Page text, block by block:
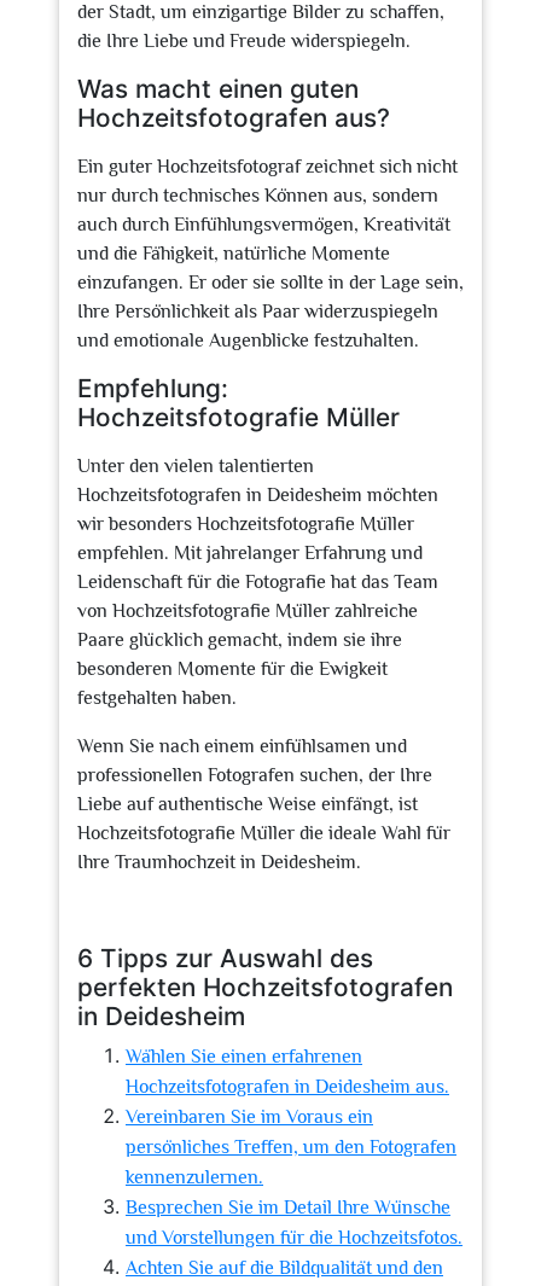
der Stadt, um einzigartige Bilder zu schaffen,
die Ihre Liebe und Freude widerspiegeln.
Was macht einen guten
Hochzeitsfotografen aus?
Ein guter Hochzeitsfotograf zeichnet sich nicht
nur durch technisches Können aus, sondern
auch durch Einfühlungsvermögen, Kreativität
und die Fähigkeit, natürliche Momente
einzufangen. Er oder sie sollte in der Lage sein,
Ihre Persönlichkeit als Paar widerzuspiegeln
und emotionale Augenblicke festzuhalten.
Empfehlung:
Hochzeitsfotografie Müller
Unter den vielen talentierten
Hochzeitsfotografen in Deidesheim möchten
wir besonders Hochzeitsfotografie Müller
empfehlen. Mit jahrelanger Erfahrung und
Leidenschaft für die Fotografie hat das Team
von Hochzeitsfotografie Müller zahlreiche
Paare glücklich gemacht, indem sie ihre
besonderen Momente für die Ewigkeit
festgehalten haben.
Wenn Sie nach einem einfühlsamen und
professionellen Fotografen suchen, der Ihre
Liebe auf authentische Weise einfängt, ist
Hochzeitsfotografie Müller die ideale Wahl für
Ihre Traumhochzeit in Deidesheim.
6 Tipps zur Auswahl des
perfekten Hochzeitsfotografen
in Deidesheim
Wählen Sie einen erfahrenen
Hochzeitsfotografen in Deidesheim aus.
Vereinbaren Sie im Voraus ein
persönliches Treffen, um den Fotografen
kennenzulernen.
Besprechen Sie im Detail Ihre Wünsche
und Vorstellungen für die Hochzeitsfotos.
Achten Sie auf die Bildqualität und den